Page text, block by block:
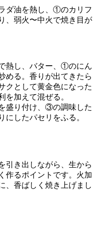
油を熱し、①のカリフ
、弱火〜中火で焼き目が
し、バター、①のにん
める。香りが出てきたら
クとして黄金色になった
を加えて混ぜる。
り付け、③の調味した
にしたパセリをふる。
引き出しながら、生から
作るポイントです。火加
、香ばしく焼き上げまし